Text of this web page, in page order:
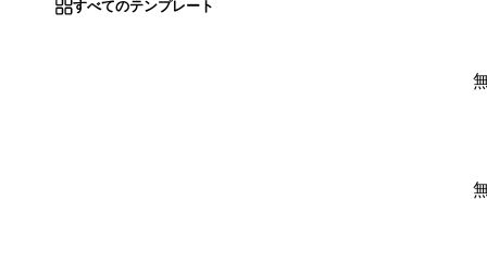
すべてのテンプレート